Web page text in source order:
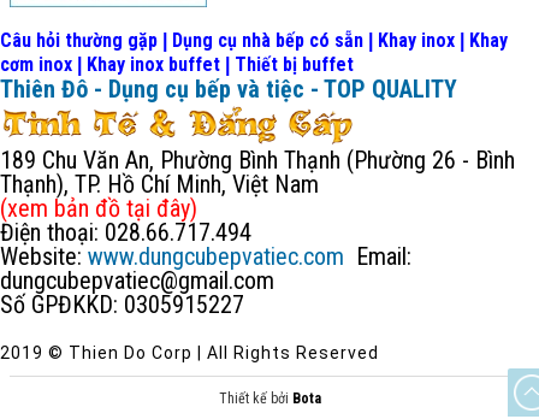
Câu hỏi thường gặp Dụng cụ nhà bếp có sẵn Khay inox
Khay
cơm inox
Khay inox buffet Thiết bị buffet
Thiên Đô - Dụng cụ bếp và tiệc - TOP QUALITY
189 Chu Văn An, Phường Bình Thạnh (Phường 26 - Bình
Thạnh), TP. Hồ Chí Minh, Việt Nam
(xem bản đồ tại đây)
Điện thoại: 028.66.717.494
Website: www.dungcubepvatiec.com Email:
dungcubepvatiec@gmail.com
Số GPĐKKD: 0305915227
2019 © Thien Do Corp | All Rights Reserved
Thiết kế bởi Bota